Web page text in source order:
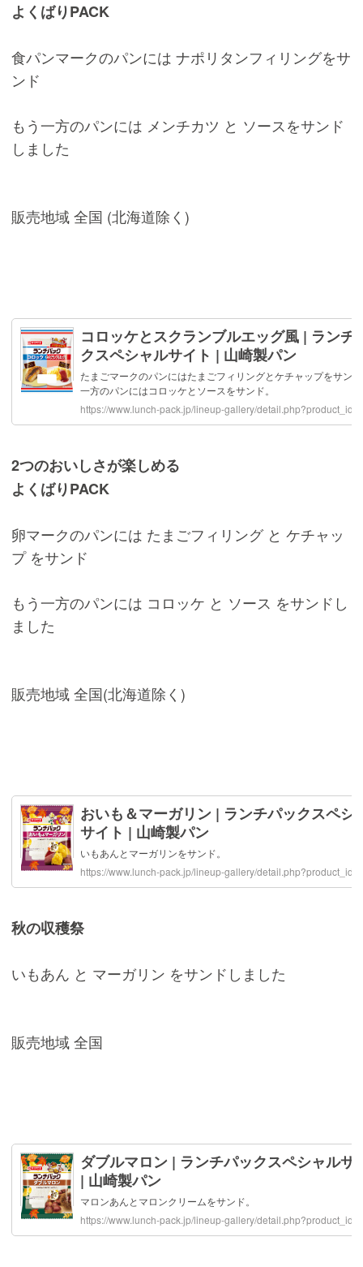
よくばりPACK
食パンマークのパンには ナポリタンフィリングをサ
ンド
もう一方のパンには メンチカツ と ソースをサンド
しました
販売地域 全国 (北海道除く)
2つのおいしさが楽しめる
よくばりPACK
卵マークのパンには たまごフィリング と ケチャッ
プ をサンド
もう一方のパンには コロッケ と ソース をサンドし
ました
販売地域 全国(北海道除く)
秋の収穫祭
いもあん と マーガリン をサンドしました
販売地域 全国